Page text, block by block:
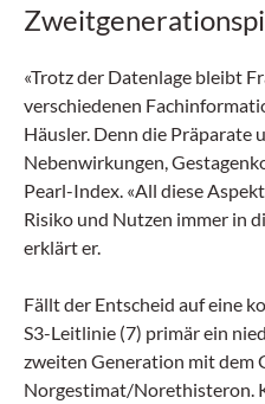
«Trotz der Datenlage bleibt
verschiedenen
Häusler. Denn die Präparate
Nebenwirkungen,
Pearl-Index. «All diese
Risiko und Nutzen immer in
erklärt er.
Fällt der Entscheid auf eine
S3-Leitlinie (7) primär ein
zweiten Generation mit dem
Norgestimat/Norethisteron.